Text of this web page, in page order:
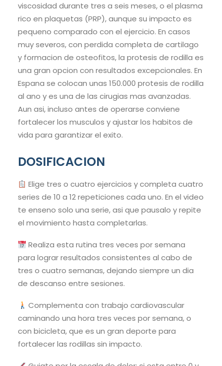
viscosidad durante tres a seis meses, o el plasma
rico en plaquetas (PRP), aunque su impacto es
pequeno comparado con el ejercicio. En casos
muy severos, con perdida completa de cartilago
y formacion de osteofitos, la protesis de rodilla es
una gran opcion con resultados excepcionales. En
Espana se colocan unas 150.000 protesis de rodilla
al ano y es una de las cirugias mas avanzadas.
Aun asi, incluso antes de operarse conviene
fortalecer los musculos y ajustar los habitos de
vida para garantizar el exito.
DOSIFICACION
Elige tres o cuatro ejercicios y completa cuatro
series de 10 a 12 repeticiones cada uno. En el video
te enseno solo una serie, asi que pausalo y repite
el movimiento hasta completarlas.
Realiza esta rutina tres veces por semana
para lograr resultados consistentes al cabo de
tres o cuatro semanas, dejando siempre un dia
de descanso entre sesiones.
Complementa con trabajo cardiovascular
caminando una hora tres veces por semana, o
con bicicleta, que es un gran deporte para
fortalecer las rodillas sin impacto.